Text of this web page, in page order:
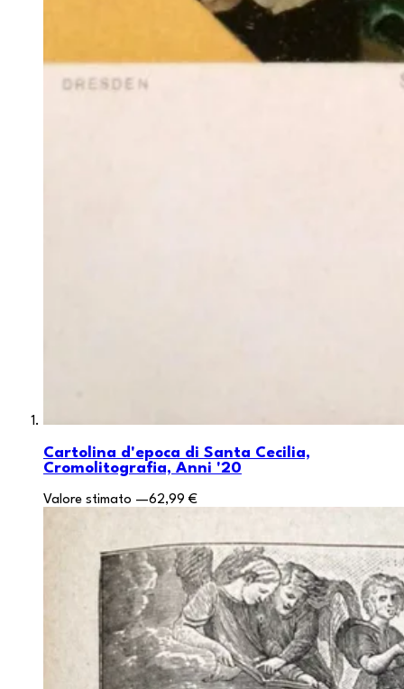
Cartolina d'epoca di Santa Cecilia,
Cromolitografia, Anni '20
Valore stimato —62,99 €